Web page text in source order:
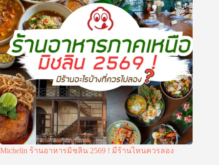
Michelin ร้านอาหารมิชลิน 2569 ! มีร้านไหนควรลอง